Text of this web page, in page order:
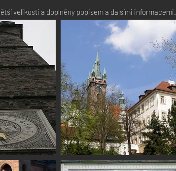
velikosti a doplněny popisem a dalšími informacemi.